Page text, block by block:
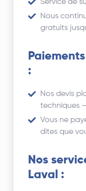
Service de
Nous
gratuits
:
Nos devis
techniques
Vous ne
dites que
Nos
Laval :